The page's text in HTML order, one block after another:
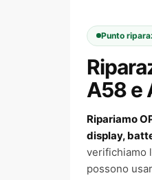
Punto
A58 e
Ripariamo
display,
verifichiamo
possono